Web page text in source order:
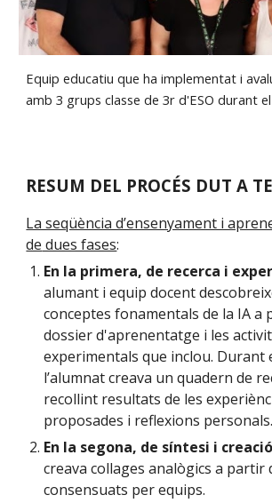
Equip educatiu que ha implementat i
amb 3 grups classe de 3r d'ESO durant
RESUM DEL PROCÉS DUT A
La seqüència d’ensenyament i
de dues fases:
En la primera, de recerca i
alumant i equip docent
conceptes fonamentals de la IA a
dossier d'aprenentatge i les
experimentals que inclou. Durant
l’alumnat creava un quadern de
recollint resultats de les
proposades i reflexions personals.
En la segona, de síntesi i creació
creava collages analògics a partir
consensuats per equips.